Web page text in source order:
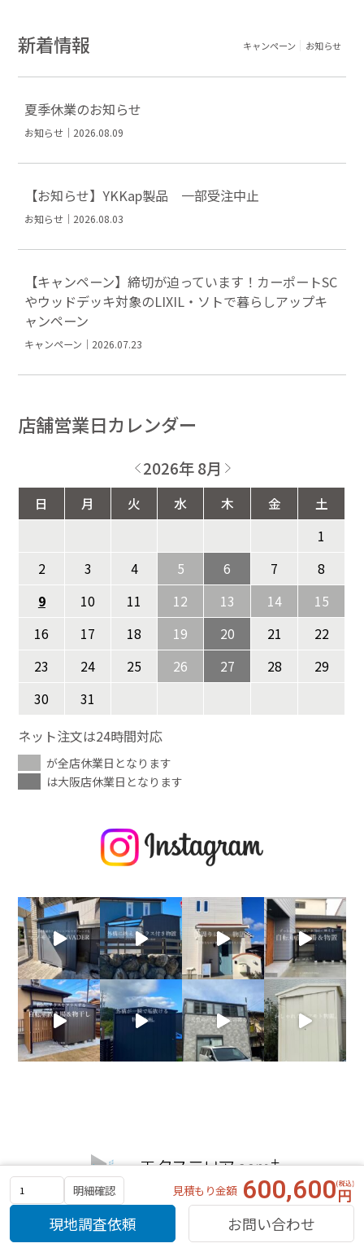
明細確認 見積もり金額 600,600
現地調査依頼 お問い合わせ
新着情報 キャンペーン お知らせ
夏季休業のお知らせ
お知らせ｜2026.08.09
【お知らせ】YKKap製品 一部受注中止
お知らせ｜2026.08.03
【キャンペーン】締切が迫っています！カーポートSC
やウッドデッキ対象のLIXIL・ソトで暮らしアップキ
ャンペーン
キャンペーン｜2026.07.23
店舗営業日カレンダー
2026年 8月
日 月 火 水 木 金
土
1
2
3 4 5 6 7
8
9
10 11 12 13 14
15
16
17 18 19 20 21
22
23
24 25 26 27 28
29
30
31
ネット注文は24時間対応
が全店休業日となります
は大阪店休業日となります
商品カテゴリー